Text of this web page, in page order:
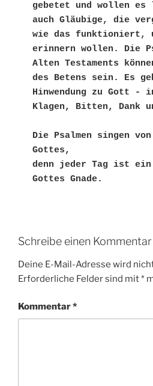
gebetet und wollen
auch Gläubige, die
wie das funktioniert,
erinnern wollen. Die
Alten Testaments
des Betens sein. Es
Hinwendung zu Gott -
Klagen, Bitten, Dank
Die Psalmen singen
Gottes,
denn jeder Tag ist ein
Gottes Gnade.
Schreibe einen Kommentar
Deine E-Mail-Adresse wird
Erforderliche Felder sind mit*
Kommentar*